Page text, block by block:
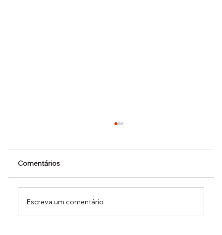
Comentários
Escreva um comentário